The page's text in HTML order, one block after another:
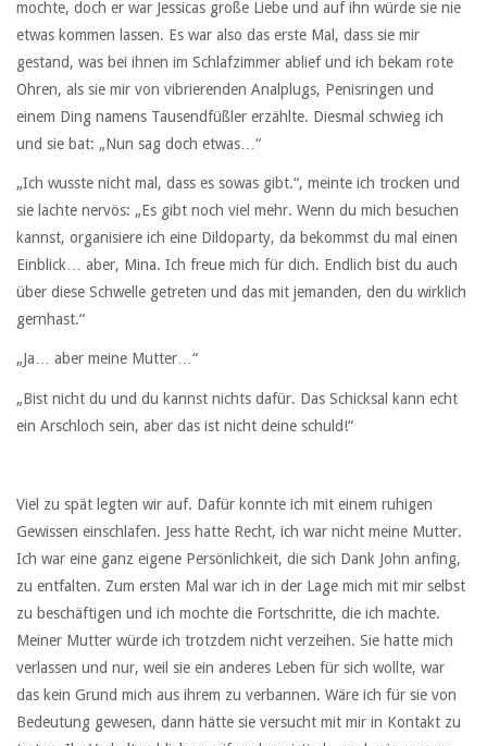
mochte, doch er war Jessicas große Liebe und auf ihn würde sie nie
etwas kommen lassen. Es war also das erste Mal, dass sie mir
gestand, was bei ihnen im Schlafzimmer ablief und ich bekam rote
Ohren, als sie mir von vibrierenden Analplugs, Penisringen und
einem Ding namens Tausendfüßler erzählte. Diesmal schwieg ich
und sie bat: „Nun sag doch etwas…“
„Ich wusste nicht mal, dass es sowas gibt.“, meinte ich trocken und
sie lachte nervös: „Es gibt noch viel mehr. Wenn du mich besuchen
kannst, organisiere ich eine Dildoparty, da bekommst du mal einen
Einblick… aber, Mina. Ich freue mich für dich. Endlich bist du auch
über diese Schwelle getreten und das mit jemanden, den du wirklich
gernhast.“
„Ja… aber meine Mutter…“
„Bist nicht du und du kannst nichts dafür. Das Schicksal kann echt
ein Arschloch sein, aber das ist nicht deine schuld!“
Viel zu spät legten wir auf. Dafür konnte ich mit einem ruhigen
Gewissen einschlafen. Jess hatte Recht, ich war nicht meine Mutter.
Ich war eine ganz eigene Persönlichkeit, die sich Dank John anfing,
zu entfalten. Zum ersten Mal war ich in der Lage mich mit mir selbst
zu beschäftigen und ich mochte die Fortschritte, die ich machte.
Meiner Mutter würde ich trotzdem nicht verzeihen. Sie hatte mich
verlassen und nur, weil sie ein anderes Leben für sich wollte, war
das kein Grund mich aus ihrem zu verbannen. Wäre ich für sie von
Bedeutung gewesen, dann hätte sie versucht mit mir in Kontakt zu